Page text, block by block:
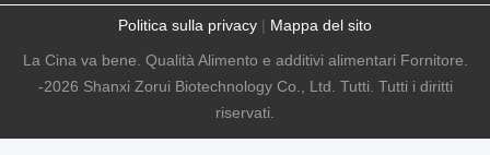
Politica sulla privacy | Mappa del sito
La Cina va bene. Qualità Alimento e additivi alimentari Fornitore.
-2026 Shanxi Zorui Biotechnology Co., Ltd. Tutti. Tutti i diritti
riservati.